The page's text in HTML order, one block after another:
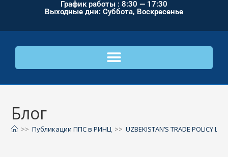
График работы : 8:30 — 17:30
Выходные дни: Суббота, Воскресенье
Блог
>> Публикации ППС в РИНЦ >> UZBEKISTAN’S TRADE POLICY